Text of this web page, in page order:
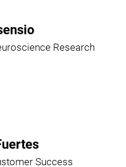
Research
Success